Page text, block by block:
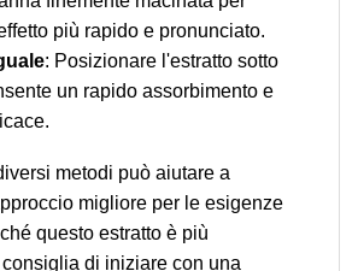
più rapido e pronunciato.
: Posizionare l'estratto sotto
un rapido assorbimento e
metodi può aiutare a
migliore per le esigenze
questo estratto è più
di iniziare con una